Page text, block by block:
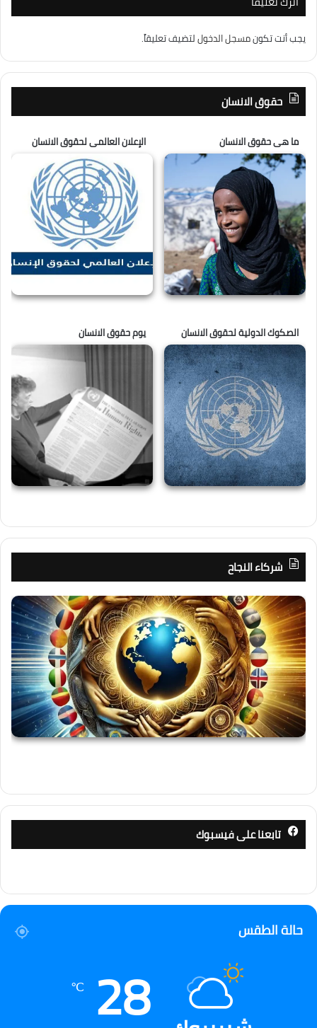
يجب أنت تكونمسجل الدخوللتضيف تعليقاً.
حقوق الانسان
ما هى حقوق الانسان الإعلان العالمى لحقوق الانسان
الصكوك الدولية لحقوق الانسان يوم حقوق الانسان
شركاء النجاح
تابعنا على فيسبوك
حالة الطقس
28
℃